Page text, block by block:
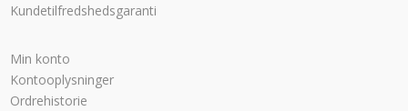
Kundetilfredshedsgaranti
Min konto
Kontooplysninger
Ordrehistorie